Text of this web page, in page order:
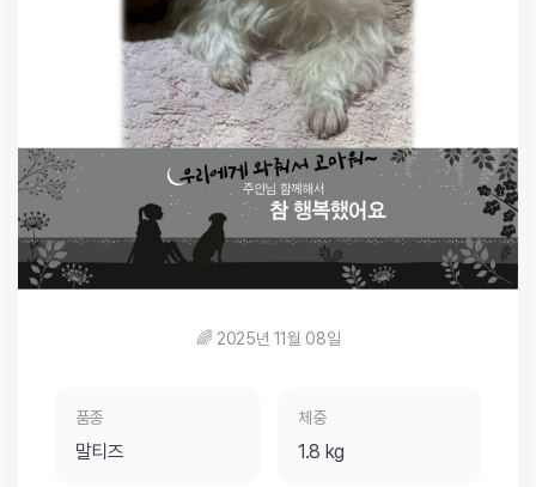
🌈 2025년 11월 08일
품종
말티즈
체중
1.8 kg